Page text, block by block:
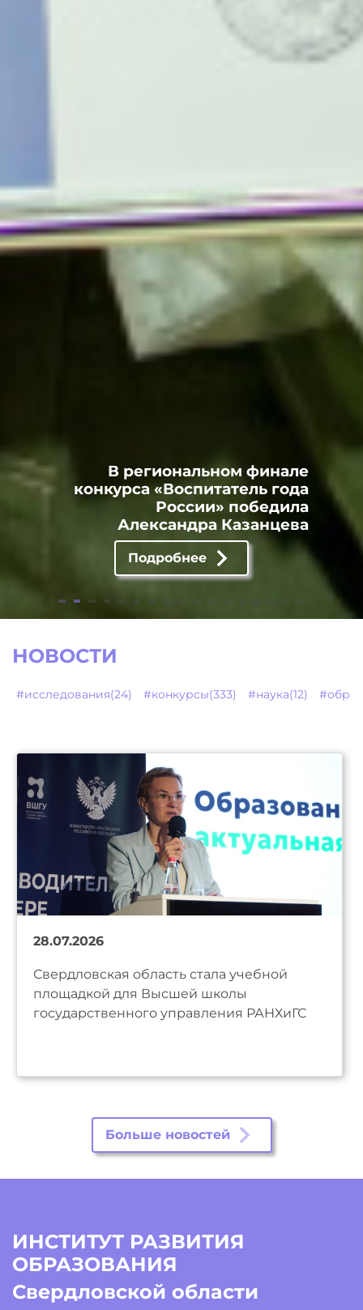
В региональном финале
конкурса «Воспитатель года
России» победила
Александра Казанцева
Подробнее
НОВОСТИ
#исследования(24) #конкурсы(333) #наука(12)
28.07.2026
Свердловская область стала учебной
площадкой для Высшей школы
государственного управления РАНХиГС
Больше новостей
ИНСТИТУТ РАЗВИТИЯ
ОБРАЗОВАНИЯ
Свердловской области